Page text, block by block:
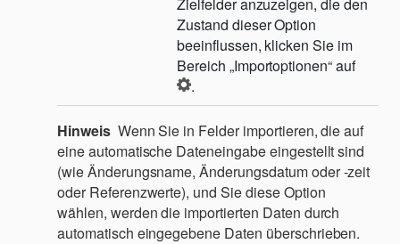
Zustand dieser Option
beeinflussen, klicken Sie im
Bereich „Importoptionen“ auf
.
Hinweis Wenn Sie in Felder importieren, die auf
eine automatische Dateneingabe eingestellt sind
(wie Änderungsname, Änderungsdatum oder -zeit
oder Referenzwerte), und Sie diese Option
wählen, werden die importierten Daten durch
automatisch eingegebene Daten überschrieben.